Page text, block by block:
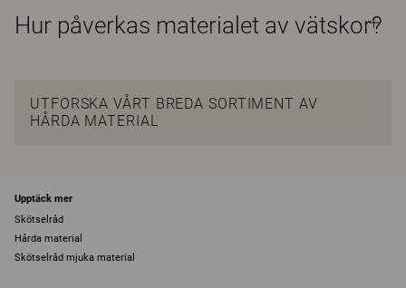
Hur påverkas materialet av vätskor?
UTFORSKA VÅRT BREDA SORTIMENT AV
HÅRDA MATERIAL
Upptäck mer
Skötselråd
Hårda material
Skötselråd mjuka material